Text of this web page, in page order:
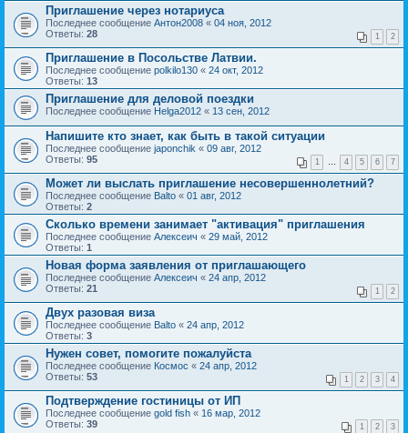
Приглашение через нотариуса
Последнее сообщение Антон2008 « 04 ноя, 2012
Ответы: 28 1 2
Приглашение в Посольстве Латвии.
Последнее сообщение polkilo130 « 24 окт, 2012
Ответы: 13
Приглашение для деловой поездки
Последнее сообщение Helga2012 « 13 сен, 2012
Напишите кто знает, как быть в такой ситуации
Последнее сообщение japonchik « 09 авг, 2012
Ответы: 95 1 … 4 5 6 7
Может ли выслать приглашение несовершеннолетний?
Последнее сообщение Balto « 01 авг, 2012
Ответы: 2
Сколько времени занимает "активация" приглашения
Последнее сообщение Алексеич « 29 май, 2012
Ответы: 1
Новая форма заявления от приглашающего
Последнее сообщение Алексеич « 24 апр, 2012
Ответы: 21 1 2
Двух разовая виза
Последнее сообщение Balto « 24 апр, 2012
Ответы: 3
Нужен совет, помогите пожалуйста
Последнее сообщение Космос « 24 апр, 2012
Ответы: 53 1 2 3 4
Подтверждение гостиницы от ИП
Последнее сообщение gold fish « 16 мар, 2012
Ответы: 39 1 2 3